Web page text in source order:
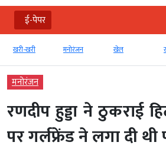
ई-पेपर
खरी-खरी मनोरंजन खेल
मनोरंजन
रणदीप हुड्डा ने ठुकराई
पर गर्लफ्रेंड ने लगा दी